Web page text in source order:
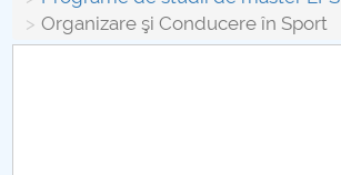
Organizare şi Conducere în Sport